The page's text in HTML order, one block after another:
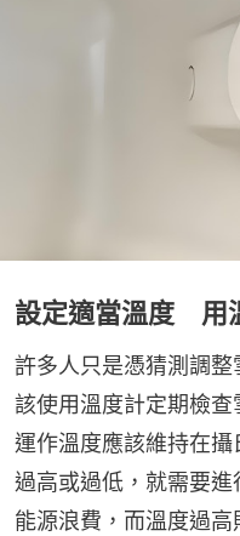
設定適當溫度 用
許多人只是憑猜測調
該使用溫度計定期檢
運作溫度應該維持在
過高或過低，就需要
能源浪費，而溫度過